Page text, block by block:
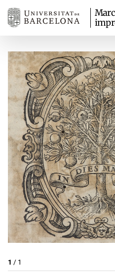
1 / 1